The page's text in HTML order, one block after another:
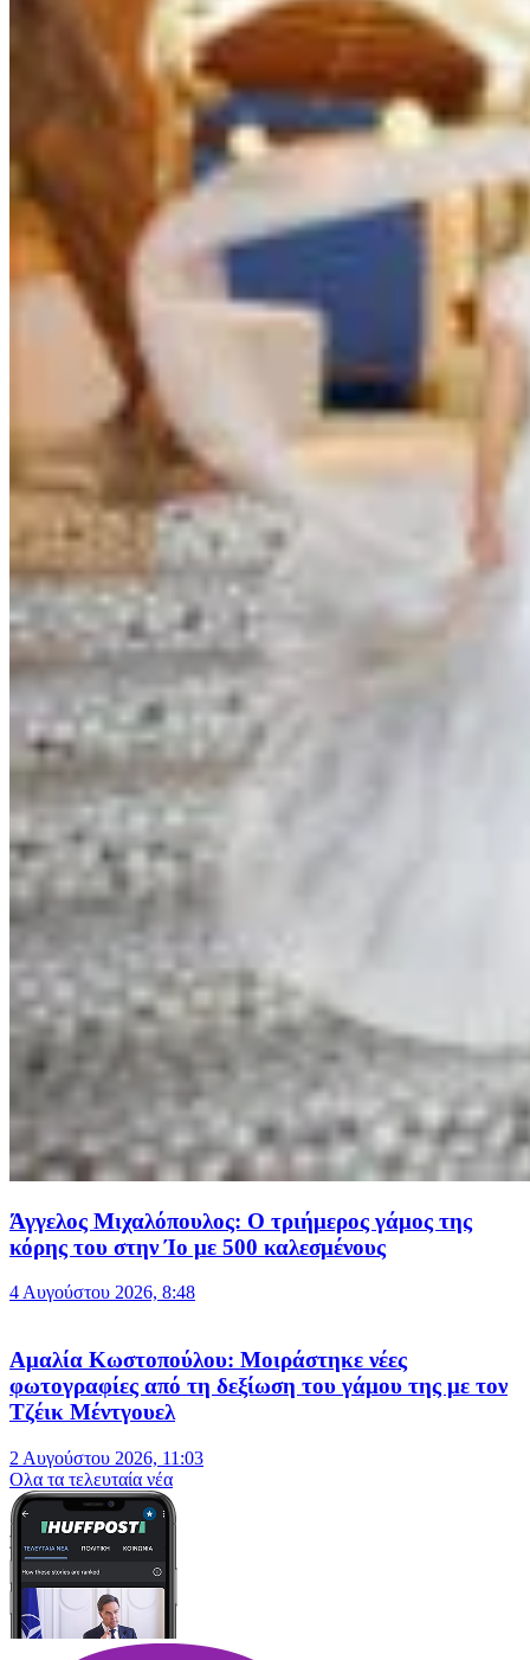
Άγγελος Μιχαλόπουλος: Ο τριήμερος γάμος της
κόρης του στην Ίο με 500 καλεσμένους
4 Αυγούστου 2026, 8:48
Αμαλία Κωστοπούλου: Μοιράστηκε νέες
φωτογραφίες από τη δεξίωση του γάμου της με τον
Τζέικ Μέντγουελ
2 Αυγούστου 2026, 11:03
Oλα τα τελευταία νέα